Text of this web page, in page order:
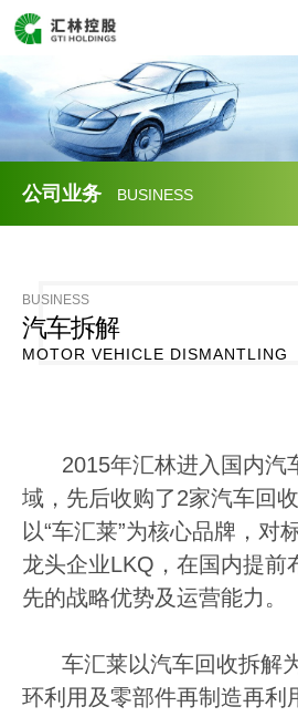
公司业务 BUSINESS
BUSINESS
汽车拆解
MOTOR VEHICLE DISMANTLING
2015年汇林进入国内汽
域，先后收购了2家汽车回
以“车汇莱”为核心品牌，对
龙头企业LKQ，在国内提前
先的战略优势及运营能力。
车汇莱以汽车回收拆解
环利用及零部件再制造再利